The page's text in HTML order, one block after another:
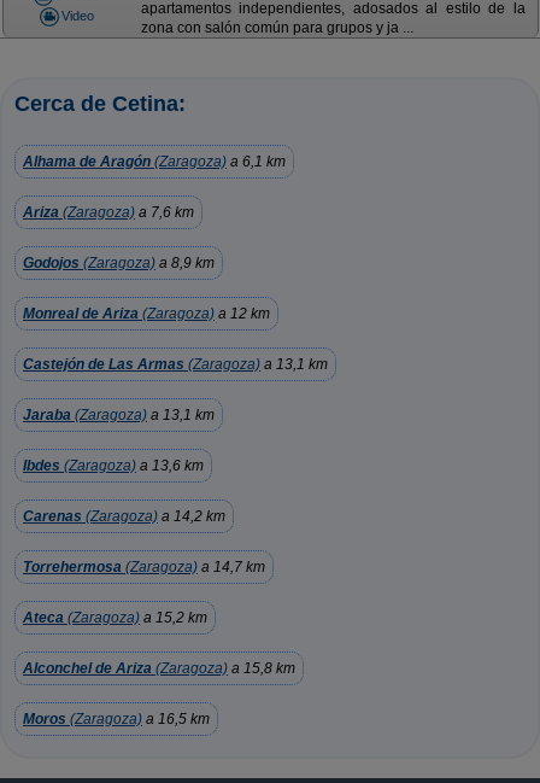
Video
apartamentos independientes, adosados al estilo de la
zona con salón común para grupos y ja ...
Cerca de Cetina:
Alhama de Aragón (Zaragoza) a 6,1 km
Ariza (Zaragoza) a 7,6 km
Godojos (Zaragoza) a 8,9 km
Monreal de Ariza (Zaragoza) a 12 km
Castejón de Las Armas (Zaragoza) a 13,1 km
Jaraba (Zaragoza) a 13,1 km
Ibdes (Zaragoza) a 13,6 km
Carenas (Zaragoza) a 14,2 km
Torrehermosa (Zaragoza) a 14,7 km
Ateca (Zaragoza) a 15,2 km
Alconchel de Ariza (Zaragoza) a 15,8 km
Moros (Zaragoza) a 16,5 km